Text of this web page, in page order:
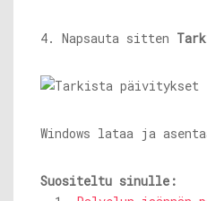
4. Napsauta sitten
Windows lataa ja
Suositeltu sinulle: